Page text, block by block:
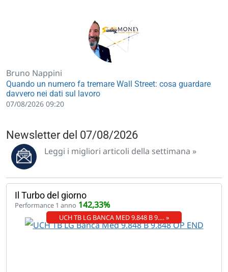
Bruno Nappini
Quando un numero fa tremare Wall Street: cosa guardare
davvero nei dati sul lavoro
07/08/2026 09:20
Newsletter del 07/08/2026
Leggi i migliori articoli della settimana »
Il Turbo del giorno
Performance 1 anno 142,33%
UCH TB LG BANCA MED 9.848 B 9.… »